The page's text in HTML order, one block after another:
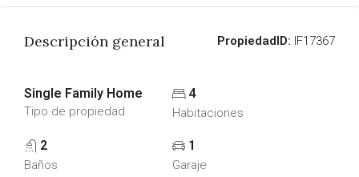
Descripción general PropiedadID: IF17367
Single Family Home
Tipo de propiedad
4
Habitaciones
2
Baños
1
Garaje